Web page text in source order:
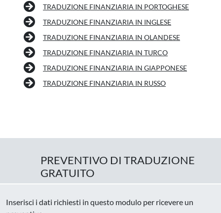
TRADUZIONE FINANZIARIA IN PORTOGHESE
TRADUZIONE FINANZIARIA IN INGLESE
TRADUZIONE FINANZIARIA IN OLANDESE
TRADUZIONE FINANZIARIA IN TURCO
TRADUZIONE FINANZIARIA IN GIAPPONESE
TRADUZIONE FINANZIARIA IN RUSSO
PREVENTIVO DI TRADUZIONE
GRATUITO
Inserisci i dati richiesti in questo modulo per ricevere un